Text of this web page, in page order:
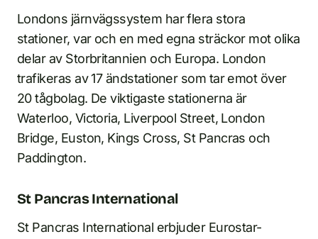
Londons järnvägssystem har flera stora
stationer, var och en med egna sträckor mot olika
delar av Storbritannien och Europa. London
trafikeras av 17 ändstationer som tar emot över
20 tågbolag. De viktigaste stationerna är
Waterloo, Victoria, Liverpool Street, London
Bridge, Euston, Kings Cross, St Pancras och
Paddington.
St Pancras International
St Pancras International erbjuder Eurostar-